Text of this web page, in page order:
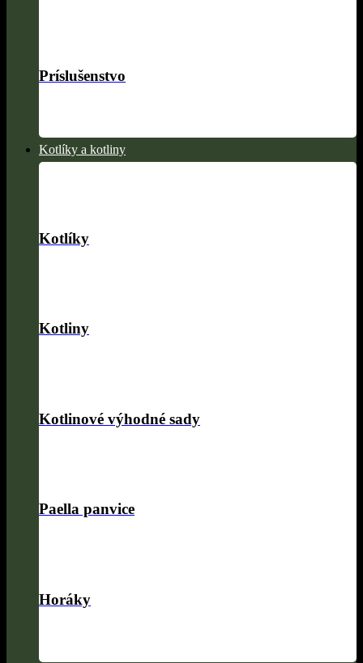
Príslušenstvo
Kotlíky a kotliny
Kotlíky
Kotliny
Kotlinové výhodné sady
Paella panvice
Horáky